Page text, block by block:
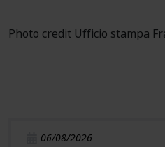
06/08/2026
Photo credit Ufficio stampa